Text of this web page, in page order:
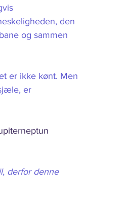
den
og sammen
er ikke kønt. Men
er
derfor denne